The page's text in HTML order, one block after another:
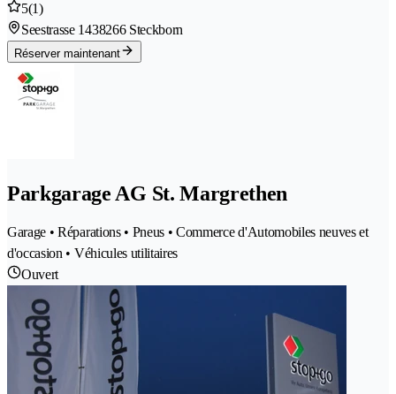
5(1)
Seestrasse 1438266 Steckborn
Réserver maintenant
Parkgarage AG St. Margrethen
Garage • Réparations • Pneus • Commerce d'Automobiles neuves et
d'occasion • Véhicules utilitaires
Ouvert